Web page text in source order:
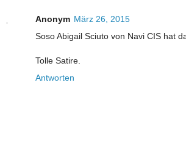
Anonym März 26, 2015
Soso Abigail Sciuto von Navi CIS hat
Tolle Satire.
Antworten